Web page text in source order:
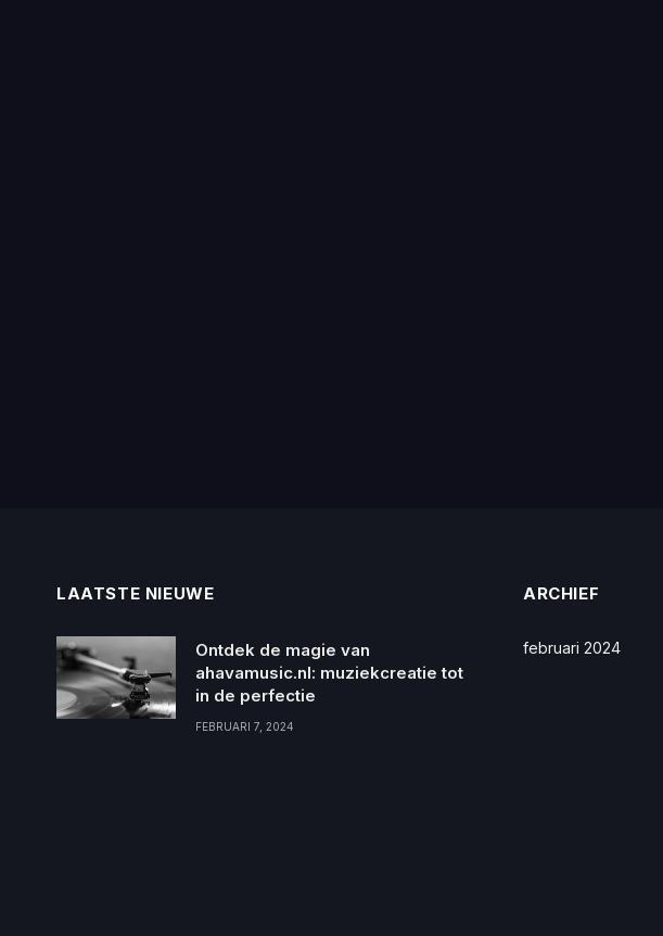
LAATSTE NIEUWE
Ontdek de magie van
ahavamusic.nl: muziekcreatie tot
in de perfectie
FEBRUARI 7, 2024
ARCHIEF
februari 2024